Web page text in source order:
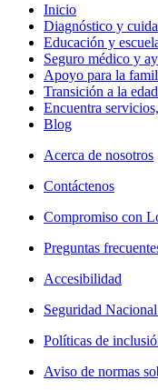
Inicio
Diagnóstico y
Educación y
Seguro médico y
Apoyo para la
Transición a la
Encuentra
Blog
Acerca de nosotros
Contáctenos
Compromiso con
Preguntas
Accesibilidad
Seguridad
Políticas de
Aviso de normas